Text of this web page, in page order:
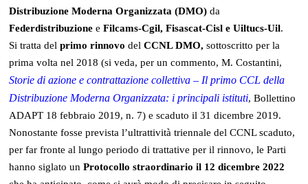
Distribuzione Moderna Organizzata (DMO) da
FederdistribuzioneeFilcams-Cgil, Fisascat-Cisl e Uiltucs-Uil.
Si tratta delprimo rinnovo delCCNL DMO, sottoscritto per la
prima volta nel 2018 (si veda, per un commento, M. Costantini,
Storie di azione e contrattazione collettiva – Il primo CCL della
Distribuzione Moderna Organizzata: i principali istituti, Bollettino
ADAPT 18 febbraio 2019, n. 7) e scaduto il 31 dicembre 2019.
Nonostante fosse prevista l’ultrattività triennale del CCNL scaduto,
per far fronte al lungo periodo di trattative per il rinnovo, le Parti
hanno siglato unProtocollo straordinario il 12 dicembre 2022